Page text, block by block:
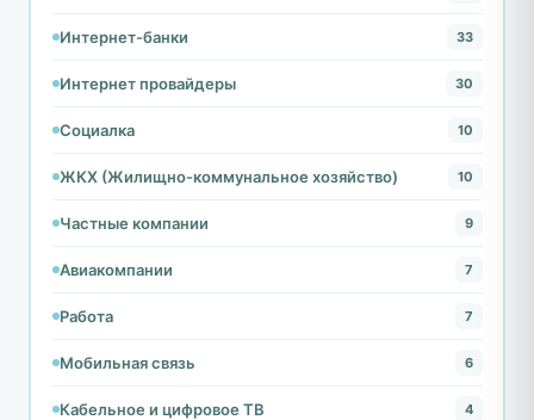
Интернет-банки 33
Интернет провайдеры 30
Социалка 10
ЖКХ (Жилищно-коммунальное хозяйство) 10
Частные компании 9
Авиакомпании 7
Работа 7
Мобильная связь 6
Кабельное и цифровое ТВ 4